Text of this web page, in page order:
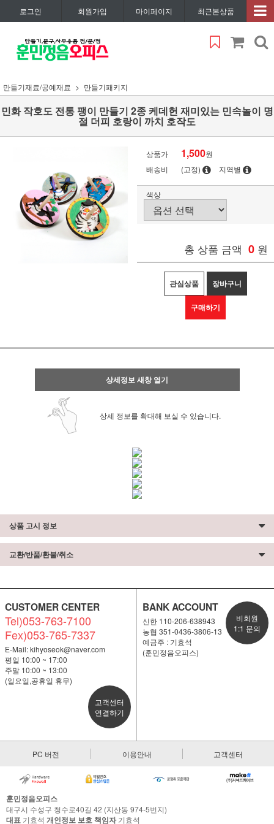
로그인 회원가입 마이페이지 최근본상품
만들기재료/공예재료 만들기패키지
민화 작호도 전통 팽이 만들기 2종 케데헌 재미있는 민속놀이 명
절 더피 호랑이 까치 호작도
상품가 1,500원
배송비
(고정) 지역별
색상
총 상품 금액 0 원
관심상품 장바구니
구매하기
상세정보 새창 열기
상세 정보를 확대해 보실 수 있습니다.
상품 고시 정보
교환/반품/환불/취소
CUSTOMER CENTER
Tel)053-763-7100
Fex)053-765-7337
E-Mail:kihyoseok@naver.com
평일 10:00 ~ 17:00
주말 10:00 ~ 13:00
(일요일,공휴일 휴무)
고객센터
연결하기
BANK ACCOUNT
신한 110-206-638943
농협 351-0436-3806-13
예금주 : 기효석
(훈민정음오피스)
비회원
1:1 문의
PC 버전 이용안내 고객센터
훈민정음오피스
대구시 수성구 청수로40길 42 (지산동 974-5번지)
대표 기효석 개인정보 보호 책임자기효석